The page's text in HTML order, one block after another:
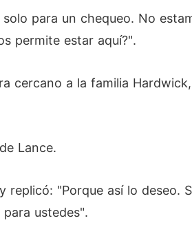
para un chequeo. No
permite estar aquí?".
cercano a la familia
Lance.
replicó: "Porque así lo deseo.
ustedes".